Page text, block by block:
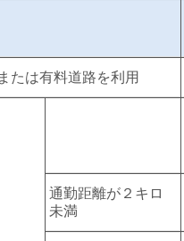
たは有料道路を利用
通勤距離が２キロ
未満